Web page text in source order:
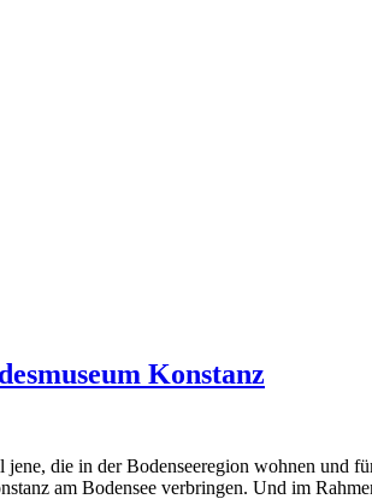
Konstanz
die in der Bodenseeregion wohnen und
am Bodensee verbringen. Und im